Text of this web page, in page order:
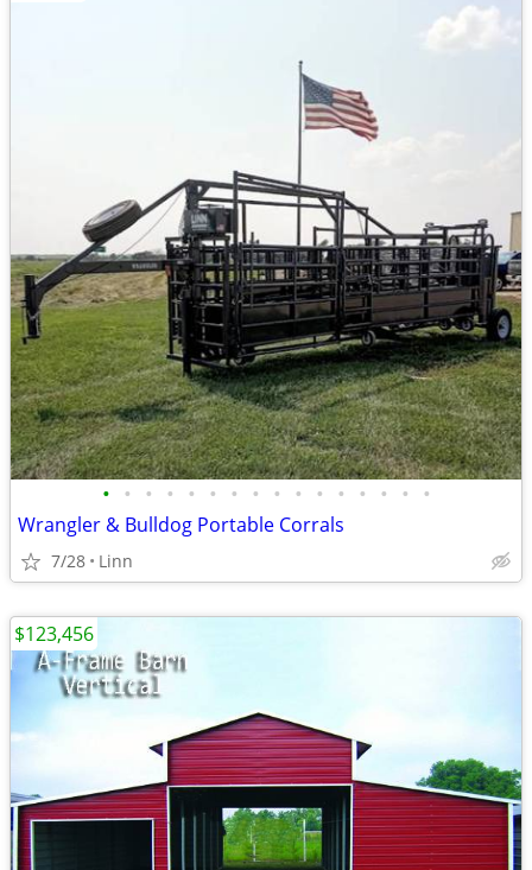
• • • • • • • • • • • • • • • •
Wrangler & Bulldog Portable Corrals
7/28 Linn
$123,456